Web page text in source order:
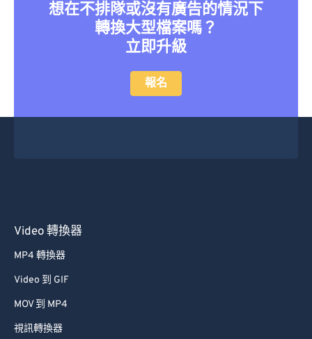
想在不排隊或沒有廣告的情況下
轉換大型檔案嗎？
立即升級
報名
Video 轉換器
MP4 轉換器
Video 到 GIF
MOV 到 MP4
視訊轉換器